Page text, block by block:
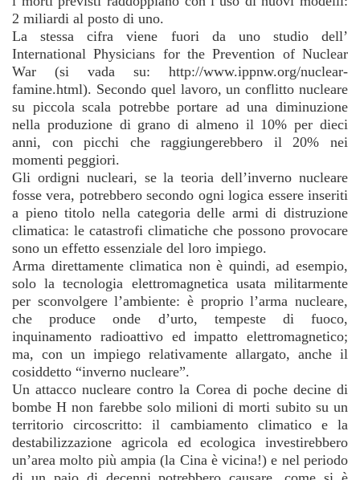
2 miliardi al posto di uno.
La stessa cifra viene fuori da uno studio dell’
International Physicians for the Prevention of Nuclear
War (si vada su: http://www.ippnw.org/nuclear-
famine.html). Secondo quel lavoro, un conflitto nucleare
su piccola scala potrebbe portare ad una diminuzione
nella produzione di grano di almeno il 10% per dieci
anni, con picchi che raggiungerebbero il 20% nei
momenti peggiori.
Gli ordigni nucleari, se la teoria dell’inverno nucleare
fosse vera, potrebbero secondo ogni logica essere inseriti
a pieno titolo nella categoria delle armi di distruzione
climatica: le catastrofi climatiche che possono provocare
sono un effetto essenziale del loro impiego.
Arma direttamente climatica non è quindi, ad esempio,
solo la tecnologia elettromagnetica usata militarmente
per sconvolgere l’ambiente: è proprio l’arma nucleare,
che produce onde d’urto, tempeste di fuoco,
inquinamento radioattivo ed impatto elettromagnetico;
ma, con un impiego relativamente allargato, anche il
cosiddetto “inverno nucleare”.
Un attacco nucleare contro la Corea di poche decine di
bombe H non farebbe solo milioni di morti subito su un
territorio circoscritto: il cambiamento climatico e la
destabilizzazione agricola ed ecologica investirebbero
un’area molto più ampia (la Cina è vicina!) e nel periodo